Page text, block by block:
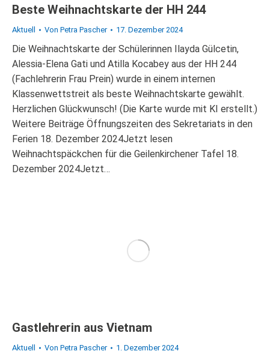
Beste Weihnachtskarte der HH 244
Aktuell Von Petra Pascher 17. Dezember 2024
Die Weihnachtskarte der Schülerinnen Ilayda Gülcetin,
Alessia-Elena Gati und Atilla Kocabey aus der HH 244
(Fachlehrerin Frau Prein) wurde in einem internen
Klassenwettstreit als beste Weihnachtskarte gewählt.
Herzlichen Glückwunsch! (Die Karte wurde mit KI erstellt.)
Weitere Beiträge Öffnungszeiten des Sekretariats in den
Ferien 18. Dezember 2024Jetzt lesen
Weihnachtspäckchen für die Geilenkirchener Tafel 18.
Dezember 2024Jetzt…
Gastlehrerin aus Vietnam
Aktuell Von Petra Pascher 1. Dezember 2024